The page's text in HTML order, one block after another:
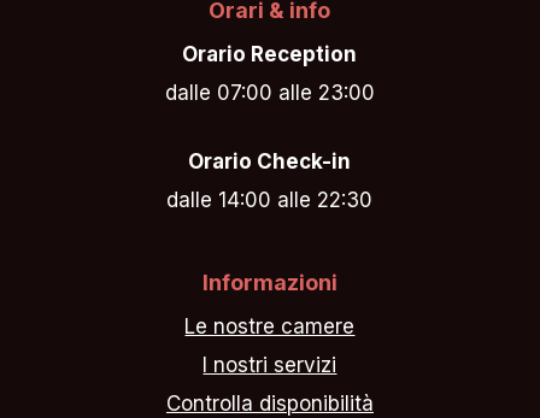
Orari & info
Orario Reception
dalle 07:00 alle 23:00
Orario Check-in
dalle 14:00 alle 22:30
Informazioni
Le nostre camere
I nostri servizi
Controlla disponibilità